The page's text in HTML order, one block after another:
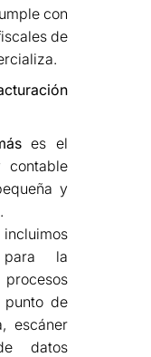
con
de
es el
contable
y
para la
punto de
escáner
datos